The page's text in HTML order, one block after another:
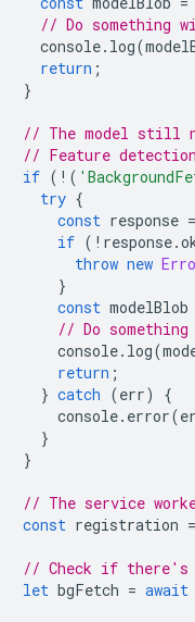
// Do something
console. log(
return ;
}
// The model still
// Feature
if ( ! (
try {
const response =
if ( ! response.
throw new
}
const modelBlob
// Do
console. log(
return ;
} catch (err)
{
console. error(
}
}
// The service
const registration =
// Check if there's
let bgFetch = await